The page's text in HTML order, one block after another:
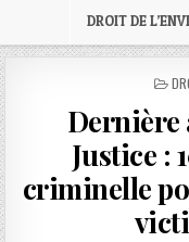
DROIT DE
Dernière
Justice :
criminelle